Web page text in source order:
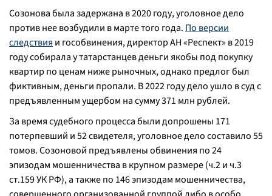
Созонова была задержана в 2020 году, уголовное дело
против нее возбудили в марте того года. По версии
следствия и гособвинения, директор АН «Респект» в 2019
году собирала у татарстанцев деньги якобы под покупку
квартир по ценам ниже рыночных, однако предлог был
фиктивным, деньги пропали. В 2022 году дело ушло в суд с
предъявленным ущербом на сумму 371 млн рублей.
За время судебного процесса были допрошены 171
потерпевший и 52 свидетеля, уголовное дело составило 55
томов. Созоновой предъявлены обвинения по 24
эпизодам мошенничества в крупном размере (ч.2 и ч.3
ст.159 УК РФ), а также по 146 эпизодам мошенничества,